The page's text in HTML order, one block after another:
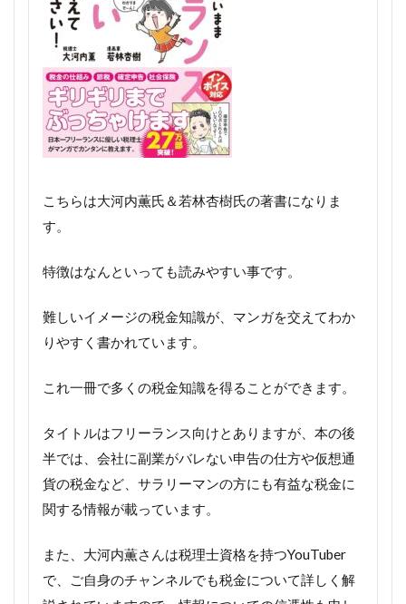
こちらは大河内薫氏＆若林杏樹氏の著書になりま
す。
特徴はなんといっても読みやすい事です。
難しいイメージの税金知識が、マンガを交えてわか
りやすく書かれています。
これ一冊で多くの税金知識を得ることができます。
タイトルはフリーランス向けとありますが、本の後
半では、会社に副業がバレない申告の仕方や仮想通
貨の税金など、サラリーマンの方にも有益な税金に
関する情報が載っています。
また、大河内薫さんは税理士資格を持つYouTuber
で、ご自身のチャンネルでも税金について詳しく解